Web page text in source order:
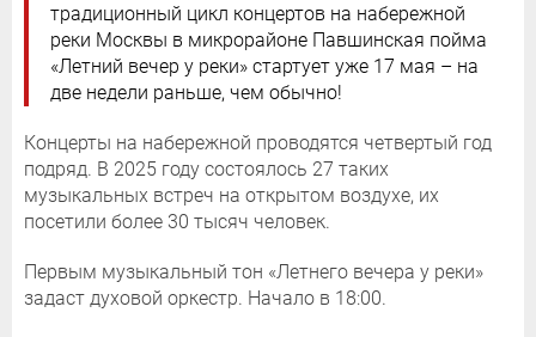
традиционный цикл концертов на набережной
реки Москвы в микрорайоне Павшинская пойма
«Летний вечер у реки» стартует уже 17 мая – на
две недели раньше, чем обычно!
Концерты на набережной проводятся четвертый год
подряд. В 2025 году состоялось 27 таких
музыкальных встреч на открытом воздухе, их
посетили более 30 тысяч человек.
Первым музыкальный тон «Летнего вечера у реки»
задаст духовой оркестр. Начало в 18:00.